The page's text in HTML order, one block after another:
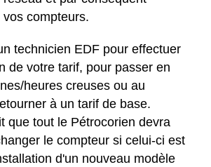
compteurs.
technicien EDF pour effectuer
de votre tarif, pour passer en
heures creuses ou au
à un tarif de base.
que tout le Pétrocorien devra
le compteur si celui-ci est
d'un nouveau modèle